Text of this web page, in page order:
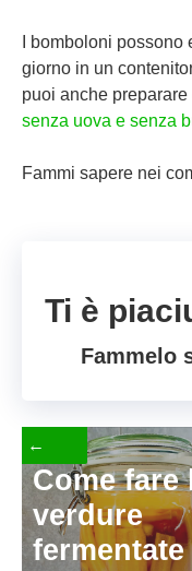
I bomboloni
giorno in un
puoi anche
senza uova e senza
Fammi sapere nei
Ti è
Fammelo
Come fare
verdure
←